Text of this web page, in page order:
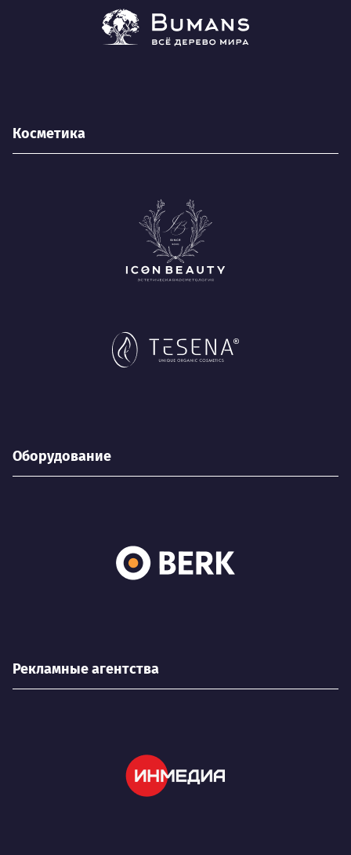
Косметика
Оборудование
Рекламные агентства